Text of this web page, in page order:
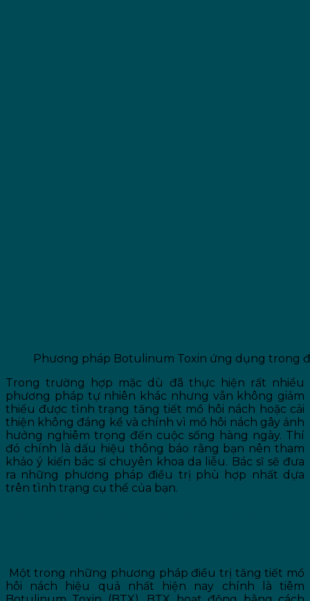
Phương pháp Botulinum Toxin ứng dụng trong
Trong trường hợp mặc dù đã thực hiện rất nhiều
phương pháp tự nhiên khác nhưng vẫn không giảm
thiểu được tình trạng tăng tiết mồ hôi nách hoặc cải
thiện không đáng kể và chính vì mồ hôi nách gây ảnh
hưởng nghiêm trọng đến cuộc sống hàng ngày. Thí
đó chính là dấu hiệu thông báo rằng bạn nên tham
khảo ý kiến bác sĩ chuyên khoa da liễu. Bác sĩ sẽ đưa
ra những phương pháp điều trị phù hợp nhất dựa
trên tình trạng cụ thể của bạn.
Một trong những phương pháp điều trị tăng tiết mồ
hôi nách hiệu quả nhất hiện nay chính là tiêm